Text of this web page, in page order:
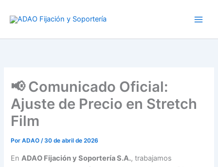
📢 Comunicado Oficial:
Ajuste de Precio en Stretch
Film
PorADAO/30 de abril de 2026
EnADAO Fijación y Soportería S.A., trabajamos